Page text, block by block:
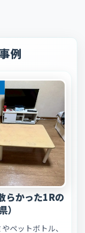
例
かった1Rの
）
ペットボトル、